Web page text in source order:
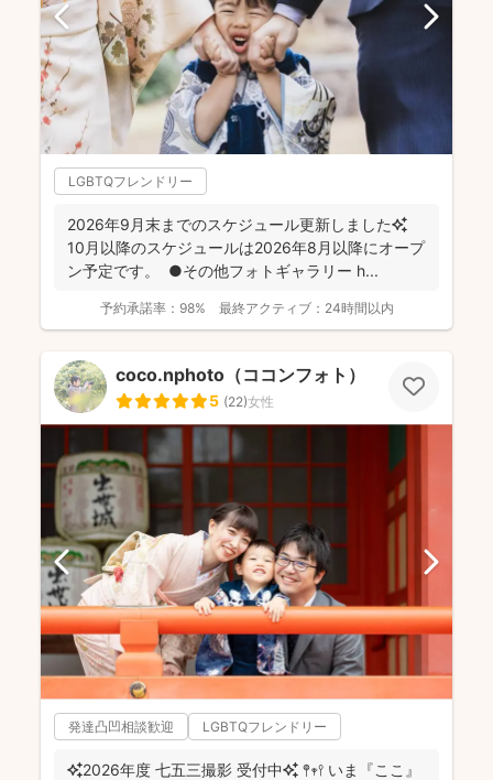
LGBTQフレンドリー
2026年9月末までのスケジュール更新しました✨
10月以降のスケジュールは2026年8月以降にオープ
ン予定です。 ●その他フォトギャラリー h...
予約承諾率： 98% 最終アクティブ： 24時間以内
coco.nphoto（ココンフォト）
5 (22)女性
発達凸凹相談歓迎 LGBTQフレンドリー
✨2026年度 七五三撮影 受付中✨ 𖤣𖥧𖥣 いま『ここ』